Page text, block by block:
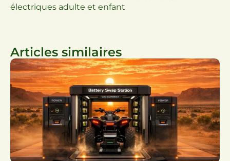
électriques adulte et enfant
Articles similaires